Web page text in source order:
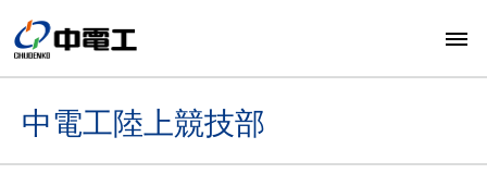
中電工陸上競技部